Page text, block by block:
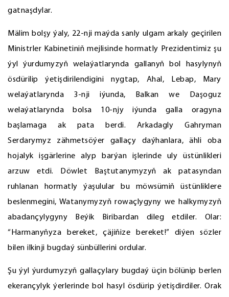
gatnaşdylar.
Mälim bolşy ýaly, 22-nji maýda sanly ulgam arkaly geçirilen
Ministrler Kabinetiniň mejlisinde hormatly Prezidentimiz şu
ýyl ýurdumyzyň welaýatlarynda gallanyň bol hasylynyň
ösdürilip ýetişdirilendigini nygtap, Ahal, Lebap, Mary
welaýatlarynda 3-nji iýunda, Balkan we Daşoguz
welaýatlarynda bolsa 10-njy iýunda galla oragyna
başlamaga ak pata berdi. Arkadagly Gahryman
Serdarymyz zähmetsöýer gallaçy daýhanlara, ähli oba
hojalyk işgärlerine alyp barýan işlerinde uly üstünlikleri
arzuw etdi. Döwlet Baştutanymyzyň ak patasyndan
ruhlanan hormatly ýaşulular bu möwsümiň üstünliklere
beslenmegini, Watanymyzyň rowaçlygyny we halkymyzyň
abadançylygyny Beýik Biribardan dileg etdiler. Olar:
“Harmanyňyza bereket, çäjiňize bereket!” diýen sözler
bilen ilkinji bugdaý sünbüllerini ordular.
Şu ýyl ýurdumyzyň gallaçylary bugdaý üçin bölünip berlen
ekerançylyk ýerlerinde bol hasyl ösdürip ýetişdirdiler. Orak